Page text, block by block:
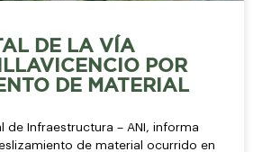
DE LA VÍA
POR
DE MATERIAL
de Infraestructura – ANI, informa
de material ocurrido en